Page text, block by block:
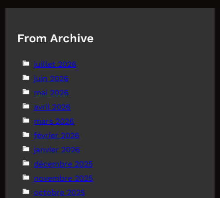
From Archive
juillet 2026
juin 2026
mai 2026
avril 2026
mars 2026
février 2026
janvier 2026
décembre 2025
novembre 2025
octobre 2025